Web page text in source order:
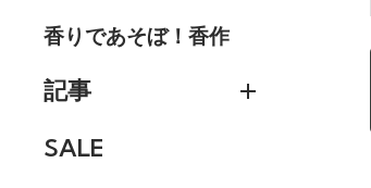
香りであそぼ！香作
記事
SALE